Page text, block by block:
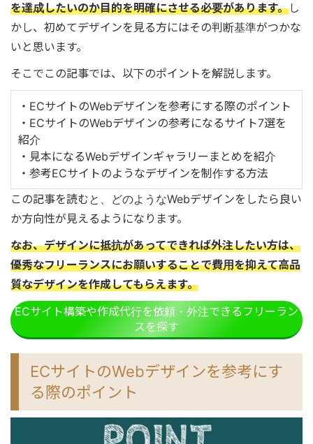
を達成したいのか目的を明確にさせる必要があります。し
かし、初めてデザインを見る方にはその判断基準がつかな
いと思います。
そこでこの記事では、以下のポイントを解説します。
・ECサイトのWebデザインを参考にする際のポイント
・ECサイトのWebデザインの参考になるサイト7選を
紹介
・見本になるWebデザインギャラリーまとめを紹介
・参考ECサイトのようなデザインを制作する方法
この記事を読むと、どのようなWebデザインをしたら良い
か方向性が見えるようになります。
なお、デザインに抵抗があってできれば外注したい方は、
優秀なフリーランスにお願いすることで費用を抑えて高品
質なデザインを作成してもらえます。
ECサイト構築や作成代行を依頼・外注できるフリーラン
スを探す
ECサイトのWebデザインを参考にす
る際のポイント